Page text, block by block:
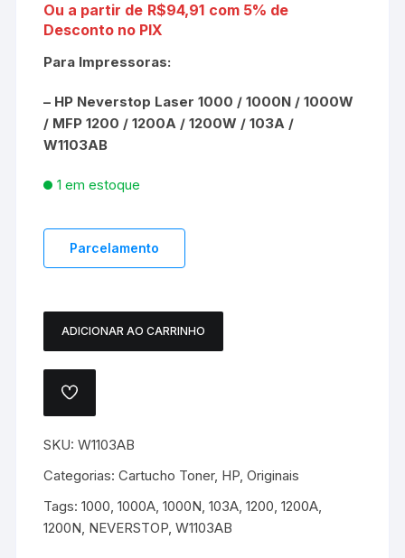
Ou a partir de R$94,91 com 5% de
Desconto no PIX
Para Impressoras:
– HP Neverstop Laser 1000 / 1000N / 1000W
/ MFP 1200 / 1200A / 1200W / 103A /
W1103AB
1 em estoque
Parcelamento
HP
1000
/
-
ORIGINAL
ADICIONAR AO CARRINHO
ADICIONAR
A
DE
DESEJOS.
SKU:W1103AB
Categorias:Cartucho Toner, HP,Originais
Tags:1000,1000A,1000N,103A,1200,1200A,
1200N, NEVERSTOP,W1103AB